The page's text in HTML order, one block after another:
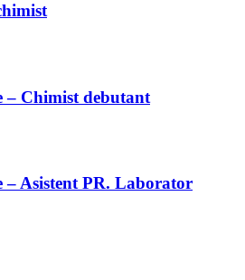
– Chimist debutant
– Asistent PR. Laborator